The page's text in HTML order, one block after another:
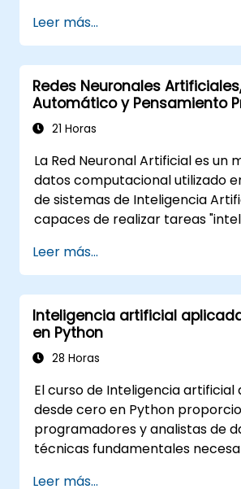
Leer más...
Redes Neuronales
Automático y Pensamiento
21 Horas
La Red Neuronal Artificial es un
datos computacional utilizado
de sistemas de Inteligencia
capaces de realizar tareas
aplicaciones de Aprendizaje
que a su vez son una
El Aprendizaje Profundo es un
ML.
Leer más...
Inteligencia artificial
en Python
28 Horas
El curso de Inteligencia artificial
desde cero en Python
programadores y analistas de
técnicas fundamentales
Leer más...